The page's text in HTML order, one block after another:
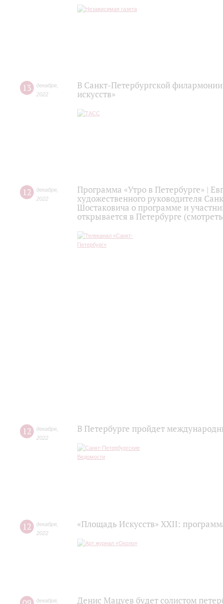
13 декабря
2022
В Санкт-Петербургской
искусств»
12 декабря
2022
Программа «Утро в Петербурге» |
художественного руководителя
Шостаковича о программе и
открывается в Петербурге
12 декабря
2022
В Петербурге пройдет
12 декабря
2022
«Площадь Искусств» XXII:
декабря Денис Мацуев будет солистом